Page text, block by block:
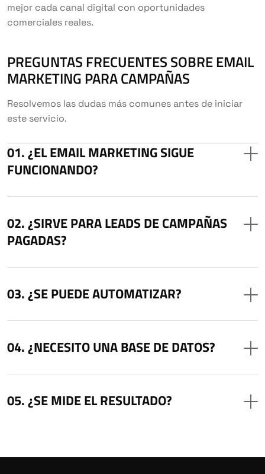
mejor cada canal digital con oportunidades
comerciales reales.
PREGUNTAS FRECUENTES SOBRE EMAIL
MARKETING PARA CAMPAÑAS
Resolvemos las dudas más comunes antes de iniciar
este servicio.
¿EL EMAIL MARKETING SIGUE
FUNCIONANDO?
¿SIRVE PARA LEADS DE CAMPAÑAS
PAGADAS?
¿SE PUEDE AUTOMATIZAR?
¿NECESITO UNA BASE DE DATOS?
¿SE MIDE EL RESULTADO?